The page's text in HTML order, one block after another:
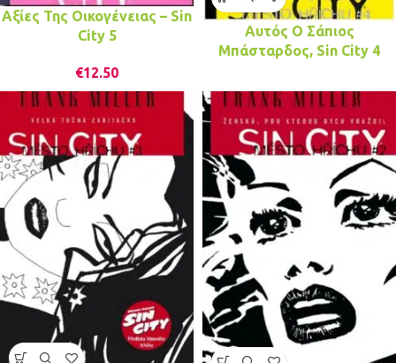
Αξίες Της Οικογένειας – Sin
City 5
€12.50
Αυτός Ο Σάπιος
Μπάσταρδος, Sin City 4